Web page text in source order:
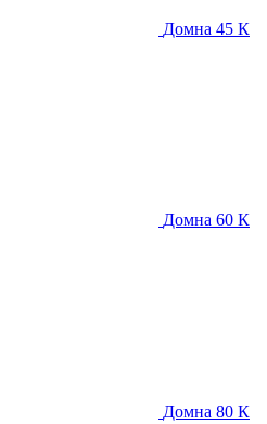
Домна 45 К
Домна 60 К
Домна 80 К